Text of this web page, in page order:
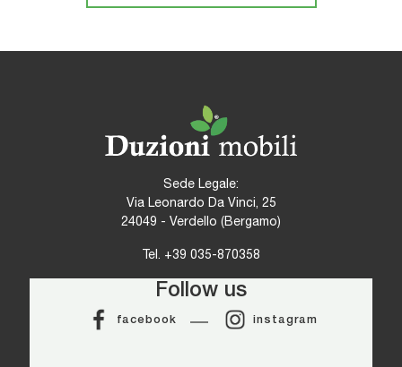
Sede Legale:
Via Leonardo Da Vinci, 25
24049 - Verdello (Bergamo)
Tel. +39 035-870358
Follow us
facebook instagram